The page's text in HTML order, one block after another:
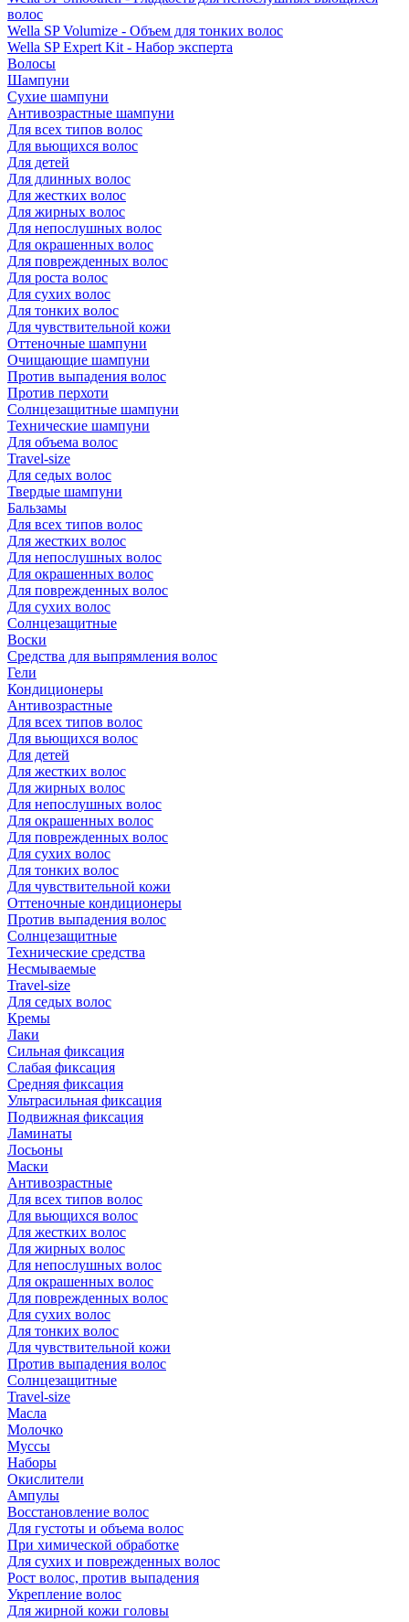
волос
Wella SP Volumize - Объем для тонких волос
Wella SP Expert Kit - Набор эксперта
Волосы
Шампуни
Сухие шампуни
Антивозрастные шампуни
Для всех типов волос
Для вьющихся волос
Для детей
Для длинных волос
Для жестких волос
Для жирных волос
Для непослушных волос
Для окрашенных волос
Для поврежденных волос
Для роста волос
Для сухих волос
Для тонких волос
Для чувствительной кожи
Оттеночные шампуни
Очищающие шампуни
Против выпадения волос
Против перхоти
Солнцезащитные шампуни
Технические шампуни
Для объема волос
Travel-size
Для седых волос
Твердые шампуни
Бальзамы
Для всех типов волос
Для жестких волос
Для непослушных волос
Для окрашенных волос
Для поврежденных волос
Для сухих волос
Солнцезащитные
Воски
Средства для выпрямления волос
Гели
Кондиционеры
Антивозрастные
Для всех типов волос
Для вьющихся волос
Для детей
Для жестких волос
Для жирных волос
Для непослушных волос
Для окрашенных волос
Для поврежденных волос
Для сухих волос
Для тонких волос
Для чувствительной кожи
Оттеночные кондиционеры
Против выпадения волос
Солнцезащитные
Технические средства
Несмываемые
Travel-size
Для седых волос
Кремы
Лаки
Сильная фиксация
Слабая фиксация
Средняя фиксация
Ультрасильная фиксация
Подвижная фиксация
Ламинаты
Лосьоны
Маски
Антивозрастные
Для всех типов волос
Для вьющихся волос
Для жестких волос
Для жирных волос
Для непослушных волос
Для окрашенных волос
Для поврежденных волос
Для сухих волос
Для тонких волос
Для чувствительной кожи
Против выпадения волос
Солнцезащитные
Travel-size
Масла
Молочко
Муссы
Наборы
Окислители
Ампулы
Восстановление волос
Для густоты и объема волос
При химической обработке
Для сухих и поврежденных волос
Рост волос, против выпадения
Укрепление волос
Для жирной кожи головы